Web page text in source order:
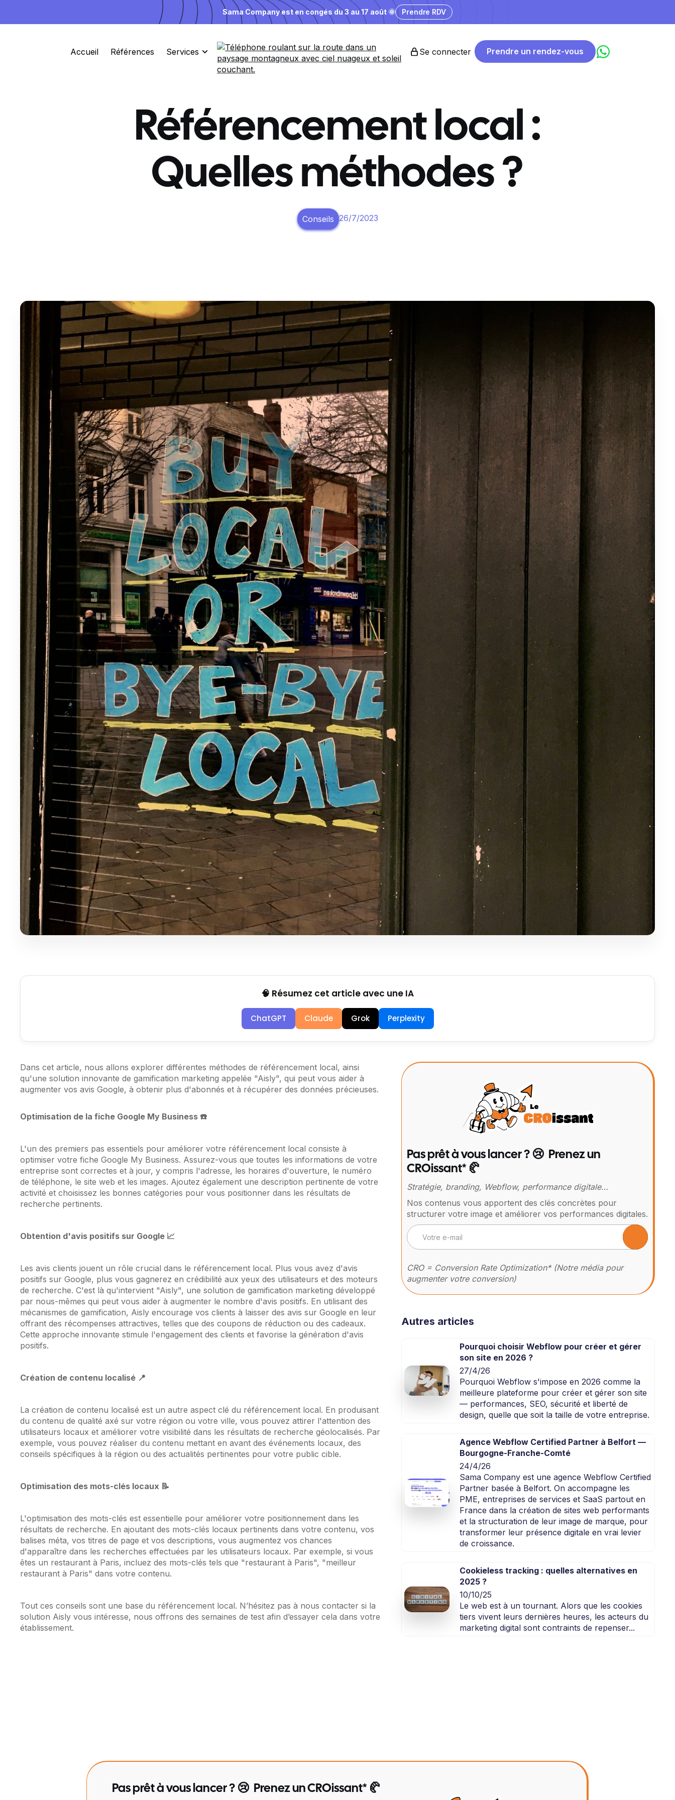
Sama Company est en congés du 3 au 17 août 🌞 Prendre RDV
Accueil Références Services Se connecter Prendre un rendez-vous
Référencement local :
Quelles méthodes ?
Conseils 26/7/2023
🧠 Résumez cet article avec une IA
ChatGPT Claude Grok Perplexity
Dans cet article, nous allons explorer différentes méthodes de référencement local, ainsi
qu'une solution innovante de gamification marketing appelée "Aisly", qui peut vous aider à
augmenter vos avis Google, à obtenir plus d'abonnés et à récupérer des données précieuses.
Optimisation de la fiche Google My Business ☎️
L'un des premiers pas essentiels pour améliorer votre référencement local consiste à
optimiser votre fiche Google My Business. Assurez-vous que toutes les informations de votre
entreprise sont correctes et à jour, y compris l'adresse, les horaires d'ouverture, le numéro
de téléphone, le site web et les images. Ajoutez également une description pertinente de votre
activité et choisissez les bonnes catégories pour vous positionner dans les résultats de
recherche pertinents.
Obtention d'avis positifs sur Google 📈
Les avis clients jouent un rôle crucial dans le référencement local. Plus vous avez d'avis
positifs sur Google, plus vous gagnerez en crédibilité aux yeux des utilisateurs et des moteurs
de recherche. C'est là qu'intervient "Aisly", une solution de gamification marketing développé
par nous-mêmes qui peut vous aider à augmenter le nombre d'avis positifs. En utilisant des
mécanismes de gamification, Aisly encourage vos clients à laisser des avis sur Google en leur
offrant des récompenses attractives, telles que des coupons de réduction ou des cadeaux.
Cette approche innovante stimule l'engagement des clients et favorise la génération d'avis
positifs.
Création de contenu localisé 📍
La création de contenu localisé est un autre aspect clé du référencement local. En produisant
du contenu de qualité axé sur votre région ou votre ville, vous pouvez attirer l'attention des
utilisateurs locaux et améliorer votre visibilité dans les résultats de recherche géolocalisés. Par
exemple, vous pouvez réaliser du contenu mettant en avant des événements locaux, des
conseils spécifiques à la région ou des actualités pertinentes pour votre public cible.
Optimisation des mots-clés locaux 📝
L'optimisation des mots-clés est essentielle pour améliorer votre positionnement dans les
résultats de recherche. En ajoutant des mots-clés locaux pertinents dans votre contenu, vos
balises méta, vos titres de page et vos descriptions, vous augmentez vos chances
d'apparaître dans les recherches effectuées par les utilisateurs locaux. Par exemple, si vous
êtes un restaurant à Paris, incluez des mots-clés tels que "restaurant à Paris", "meilleur
restaurant à Paris" dans votre contenu.
Tout ces conseils sont une base du référencement local. N’hésitez pas à nous contacter si la
solution Aisly vous intéresse, nous offrons des semaines de test afin d’essayer cela dans votre
établissement.
Pas prêt à vous lancer ? 😢 Prenez un
CROissant* 🥐
Stratégie, branding, Webflow, performance digitale…
Nos contenus vous apportent des clés concrètes pour
structurer votre image et améliorer vos performances digitales.
CRO = Conversion Rate Optimization* (Notre média pour
augmenter votre conversion)
Autres articles
Pourquoi choisir Webflow pour créer et gérer
son site en 2026 ?
27/4/26
Pourquoi Webflow s'impose en 2026 comme la
meilleure plateforme pour créer et gérer son site
— performances, SEO, sécurité et liberté de
design, quelle que soit la taille de votre entreprise.
Agence Webflow Certified Partner à Belfort —
Bourgogne-Franche-Comté
24/4/26
Sama Company est une agence Webflow Certified
Partner basée à Belfort. On accompagne les
PME, entreprises de services et SaaS partout en
France dans la création de sites web performants
et la structuration de leur image de marque, pour
transformer leur présence digitale en vrai levier
de croissance.
Cookieless tracking : quelles alternatives en
2025 ?
10/10/25
Le web est à un tournant. Alors que les cookies
tiers vivent leurs dernières heures, les acteurs du
marketing digital sont contraints de repenser...
Pas prêt à vous lancer ? 😢 Prenez un CROissant* 🥐